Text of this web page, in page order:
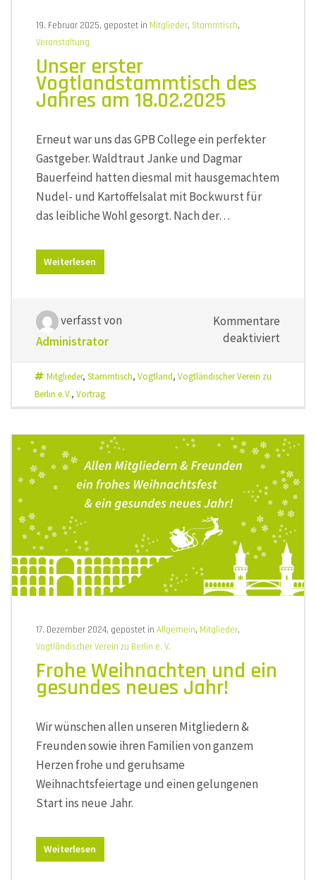
19. Februar 2025, gepostet in Mitglieder, Stammtisch,
Veranstaltung
Unser erster
Vogtlandstammtisch des
Jahres am 18.02.2025
Erneut war uns das GPB College ein perfekter
Gastgeber. Waldtraut Janke und Dagmar
Bauerfeind hatten diesmal mit hausgemachtem
Nudel- und Kartoffelsalat mit Bockwurst für
das leibliche Wohl gesorgt. Nach der…
Weiterlesen
verfasst von
Administrator
Kommentare
deaktiviert
des
am
Mitglieder, Stammtisch, Vogtland, Vogtländischer Verein zu
Berlin e. V., Vortrag
17. Dezember 2024, gepostet in Allgemein, Mitglieder,
Vogtländischer Verein zu Berlin e. V.
Frohe Weihnachten und ein
gesundes neues Jahr!
Wir wünschen allen unseren Mitgliedern &
Freunden sowie ihren Familien von ganzem
Herzen frohe und geruhsame
Weihnachtsfeiertage und einen gelungenen
Start ins neue Jahr.
Weiterlesen